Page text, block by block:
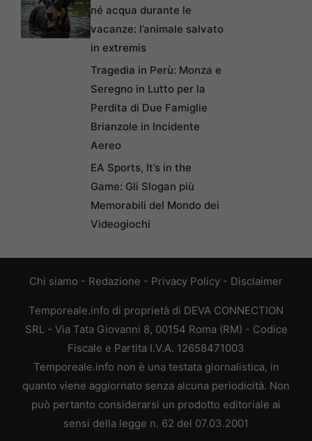
né acqua durante le
vacanze: l’animale salvato
in extremis
Tragedia in Perù: Monza e
Seregno in Lutto per la
Perdita di Due Famiglie
Brianzole in Incidente
Aereo
EA Sports, It’s in the
Game: Gli Slogan più
Memorabili del Mondo dei
Videogiochi
Chi siamo - Redazione - Privacy Policy - Disclaimer
Temporeale.info di proprietà di DEVA CONNECTION
SRL - Via Tata Giovanni 8, 00154 Roma (RM) - Codice
Fiscale e Partita I.V.A. 12658471003
Temporeale.info non è una testata giornalistica, in
quanto viene aggiornato senza alcuna periodicità. Non
può pertanto considerarsi un prodotto editoriale ai
sensi della legge n. 62 del 07.03.2001